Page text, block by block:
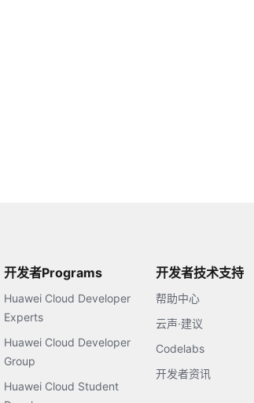
开发者Programs
Huawei Cloud Developer
Experts
Huawei Cloud Developer
Group
Huawei Cloud Student
开发者技术支持
帮助中心
云声·建议
Codelabs
开发者资讯